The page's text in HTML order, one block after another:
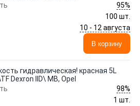
95%
100 шт.
10 - 12 августа
В корзину
гидравлическая! красная 5L
Dexron IID\ MB, Opel
98%
1 шт.